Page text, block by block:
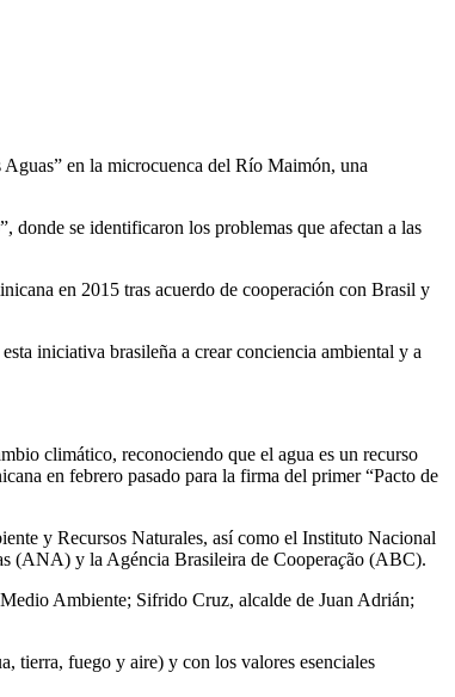
en la microcuenca del Río Maimón, una
donde se identificaron los problemas que afectan a las
en 2015 tras acuerdo de cooperación con Brasil y
iniciativa brasileña a crear conciencia ambiental y a
climático, reconociendo que el agua es un recurso
en febrero pasado para la firma del primer “Pacto de
y Recursos Naturales, así como el Instituto Nacional
(ANA) y la Agéncia Brasileira de Cooperação (ABC).
Ambiente; Sifrido Cruz, alcalde de Juan Adrián;
tierra, fuego y aire) y con los valores esenciales